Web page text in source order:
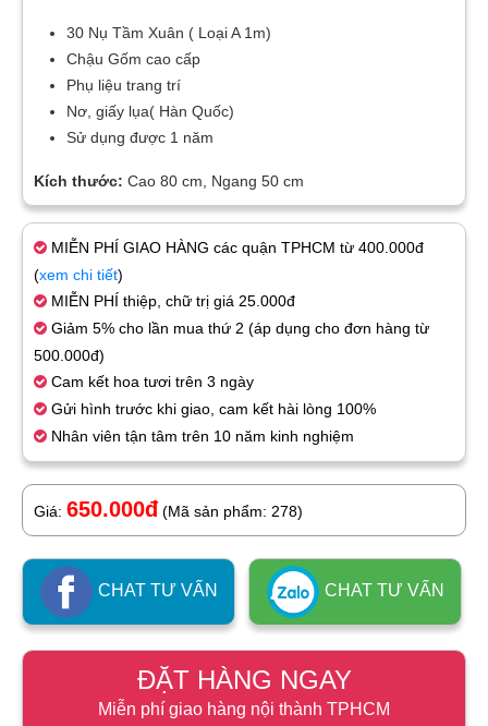
30 Nụ Tầm Xuân ( Loại A 1m)
Chậu Gốm cao cấp
Phụ liệu trang trí
Nơ, giấy lụa( Hàn Quốc)
Sử dụng được 1 năm
Kích thước: Cao 80 cm, Ngang 50 cm
MIỄN PHÍ GIAO HÀNG các quận TPHCM từ 400.000đ
(xem chi tiết)
MIỄN PHÍ thiệp, chữ trị giá 25.000đ
Giảm 5% cho lần mua thứ 2 (áp dụng cho đơn hàng từ
500.000đ)
Cam kết hoa tươi trên 3 ngày
Gửi hình trước khi giao, cam kết hài lòng 100%
Nhân viên tận tâm trên 10 năm kinh nghiệm
Giá: 650.000đ (Mã sản phẩm: 278)
CHAT TƯ VẤN CHAT TƯ VẤN
ĐẶT HÀNG NGAY
Miễn phí giao hàng nội thành TPHCM